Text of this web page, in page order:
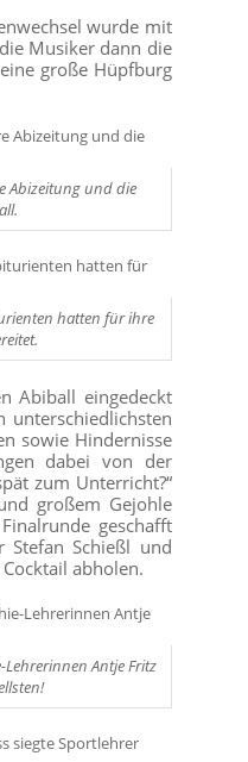
wurde mit
Musiker dann die
große Hüpfburg
Abizeitung und die
hatten für ihre
Abiball eingedeckt
unterschiedlichsten
sowie Hindernisse
dabei von der
zum Unterricht?“
großem Gejohle
geschafft
Stefan Schießl und
abholen.
Antje Fritz